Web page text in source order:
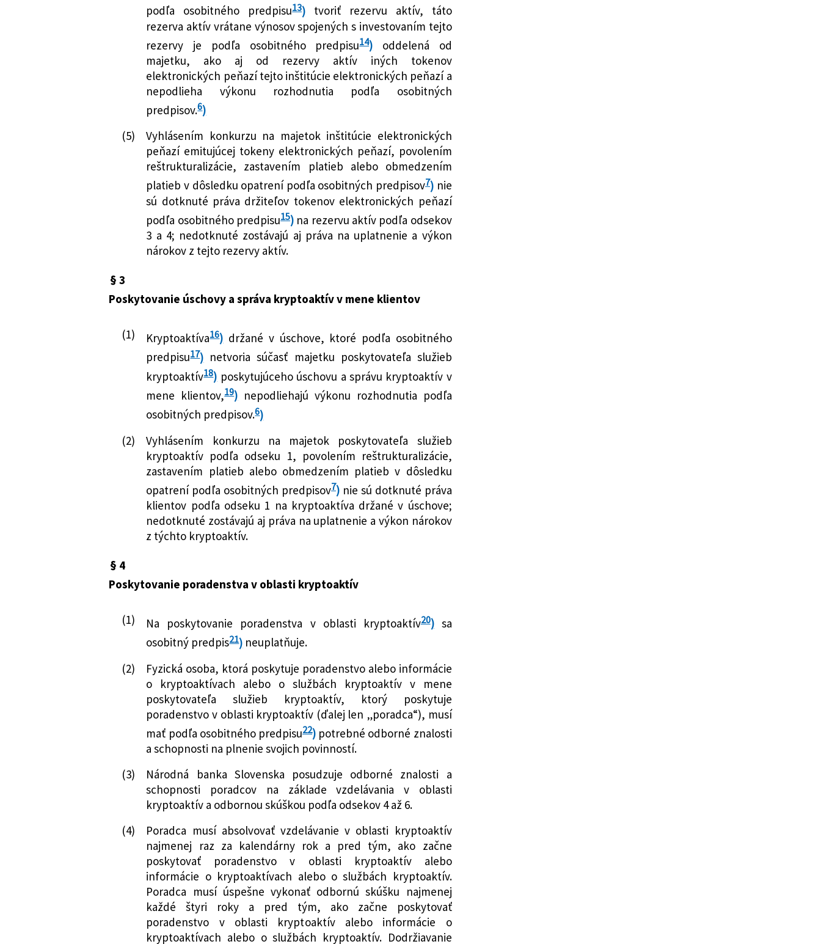
podľa osobitného predpisu13) tvoriť rezervu aktív, táto
rezerva aktív vrátane výnosov spojených s investovaním tejto
rezervy je podľa osobitného predpisu14) oddelená od
majetku, ako aj od rezervy aktív iných tokenov
elektronických peňazí tejto inštitúcie elektronických peňazí a
nepodlieha výkonu rozhodnutia podľa osobitných
predpisov.6)
(5)
Vyhlásením konkurzu na majetok inštitúcie elektronických
peňazí emitujúcej tokeny elektronických peňazí, povolením
reštrukturalizácie, zastavením platieb alebo obmedzením
platieb v dôsledku opatrení podľa osobitných predpisov7) nie
sú dotknuté práva držiteľov tokenov elektronických peňazí
podľa osobitného predpisu15) na rezervu aktív podľa odsekov
3 a 4; nedotknuté zostávajú aj práva na uplatnenie a výkon
nárokov z tejto rezervy aktív.
§ 3
Poskytovanie úschovy a správa kryptoaktív v mene klientov
(1) Kryptoaktíva16) držané v úschove, ktoré podľa osobitného
predpisu17) netvoria súčasť majetku poskytovateľa služieb
kryptoaktív18) poskytujúceho úschovu a správu kryptoaktív v
mene klientov,19) nepodliehajú výkonu rozhodnutia podľa
osobitných predpisov.6)
(2)
Vyhlásením konkurzu na majetok poskytovateľa služieb
kryptoaktív podľa odseku 1, povolením reštrukturalizácie,
zastavením platieb alebo obmedzením platieb v dôsledku
opatrení podľa osobitných predpisov7) nie sú dotknuté práva
klientov podľa odseku 1 na kryptoaktíva držané v úschove;
nedotknuté zostávajú aj práva na uplatnenie a výkon nárokov
z týchto kryptoaktív.
§ 4
Poskytovanie poradenstva v oblasti kryptoaktív
(1) Na poskytovanie poradenstva v oblasti kryptoaktív20)sa
osobitný predpis21) neuplatňuje.
(2)
Fyzická osoba, ktorá poskytuje poradenstvo alebo informácie
o kryptoaktívach alebo o službách kryptoaktív v mene
poskytovateľa služieb kryptoaktív, ktorý poskytuje
poradenstvo v oblasti kryptoaktív (ďalej len „poradca“), musí
mať podľa osobitného predpisu22) potrebné odborné znalosti
a schopnosti na plnenie svojich povinností.
(3)
Národná banka Slovenska posudzuje odborné znalosti a
schopnosti poradcov na základe vzdelávania v oblasti
kryptoaktív a odbornou skúškou podľa odsekov 4 až 6.
(4)
Poradca musí absolvovať vzdelávanie v oblasti kryptoaktív
najmenej raz za kalendárny rok a pred tým, ako začne
poskytovať poradenstvo v oblasti kryptoaktív alebo
informácie o kryptoaktívach alebo o službách kryptoaktív.
Poradca musí úspešne vykonať odbornú skúšku najmenej
každé štyri roky a pred tým, ako začne poskytovať
poradenstvo v oblasti kryptoaktív alebo informácie o
kryptoaktívach alebo o službách kryptoaktív. Dodržiavanie